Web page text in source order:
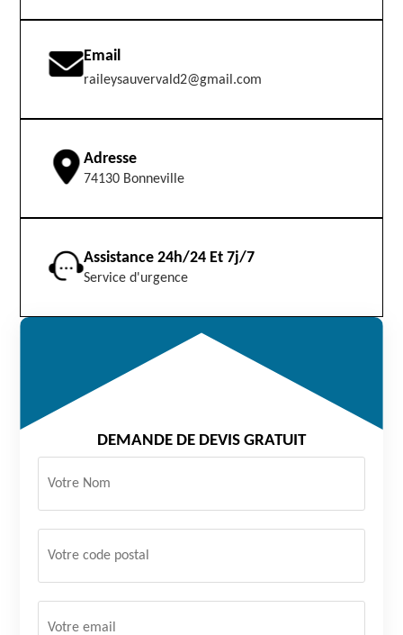
Email
raileysauvervald2@gmail.com
Adresse
74130 Bonneville
Assistance 24h/24 Et 7j/7
Service d'urgence
DEMANDE DE DEVIS GRATUIT